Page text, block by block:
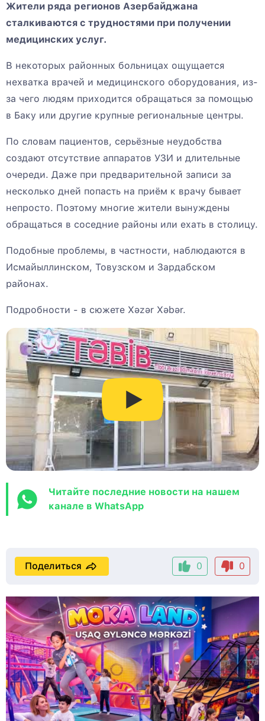
Жители ряда регионов Азербайджана
сталкиваются с трудностями при получении
медицинских услуг.
В некоторых районных больницах ощущается
нехватка врачей и медицинского оборудования, из-
за чего людям приходится обращаться за помощью
в Баку или другие крупные региональные центры.
По словам пациентов, серьёзные неудобства
создают отсутствие аппаратов УЗИ и длительные
очереди. Даже при предварительной записи за
несколько дней попасть на приём к врачу бывает
непросто. Поэтому многие жители вынуждены
обращаться в соседние районы или ехать в столицу.
Подобные проблемы, в частности, наблюдаются в
Исмайыллинском, Товузском и Зардабском
районах.
Подробности - в сюжете Xəzər Xəbər.
Читайте последние новости на нашем
канале в WhatsApp
0 0
Поделиться